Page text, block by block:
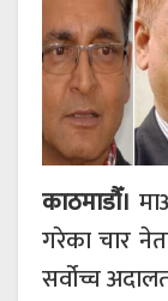
काठमाडौँ।
गरेका चार
सर्वोच्च